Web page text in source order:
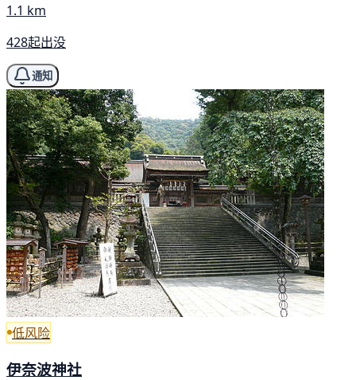
1.1 km
428起出没
通知
低风险
伊奈波神社